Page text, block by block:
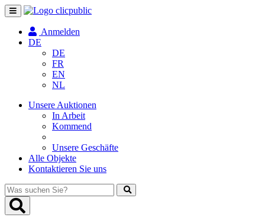
Navigation
umschalten
Anmelden
DE
DE
FR
EN
NL
Unsere Auktionen
In Arbeit
Kommend
Unsere Geschäfte
Alle Objekte
Kontaktieren Sie uns
Was
suchen
Sie?